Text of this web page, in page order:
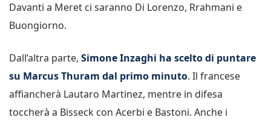
Davanti a Meret ci saranno Di Lorenzo, Rrahmani e
Buongiorno.
Dall’altra parte, Simone Inzaghi ha scelto di puntare
su Marcus Thuram dal primo minuto. Il francese
affiancherà Lautaro Martinez, mentre in difesa
toccherà a Bisseck con Acerbi e Bastoni. Anche i